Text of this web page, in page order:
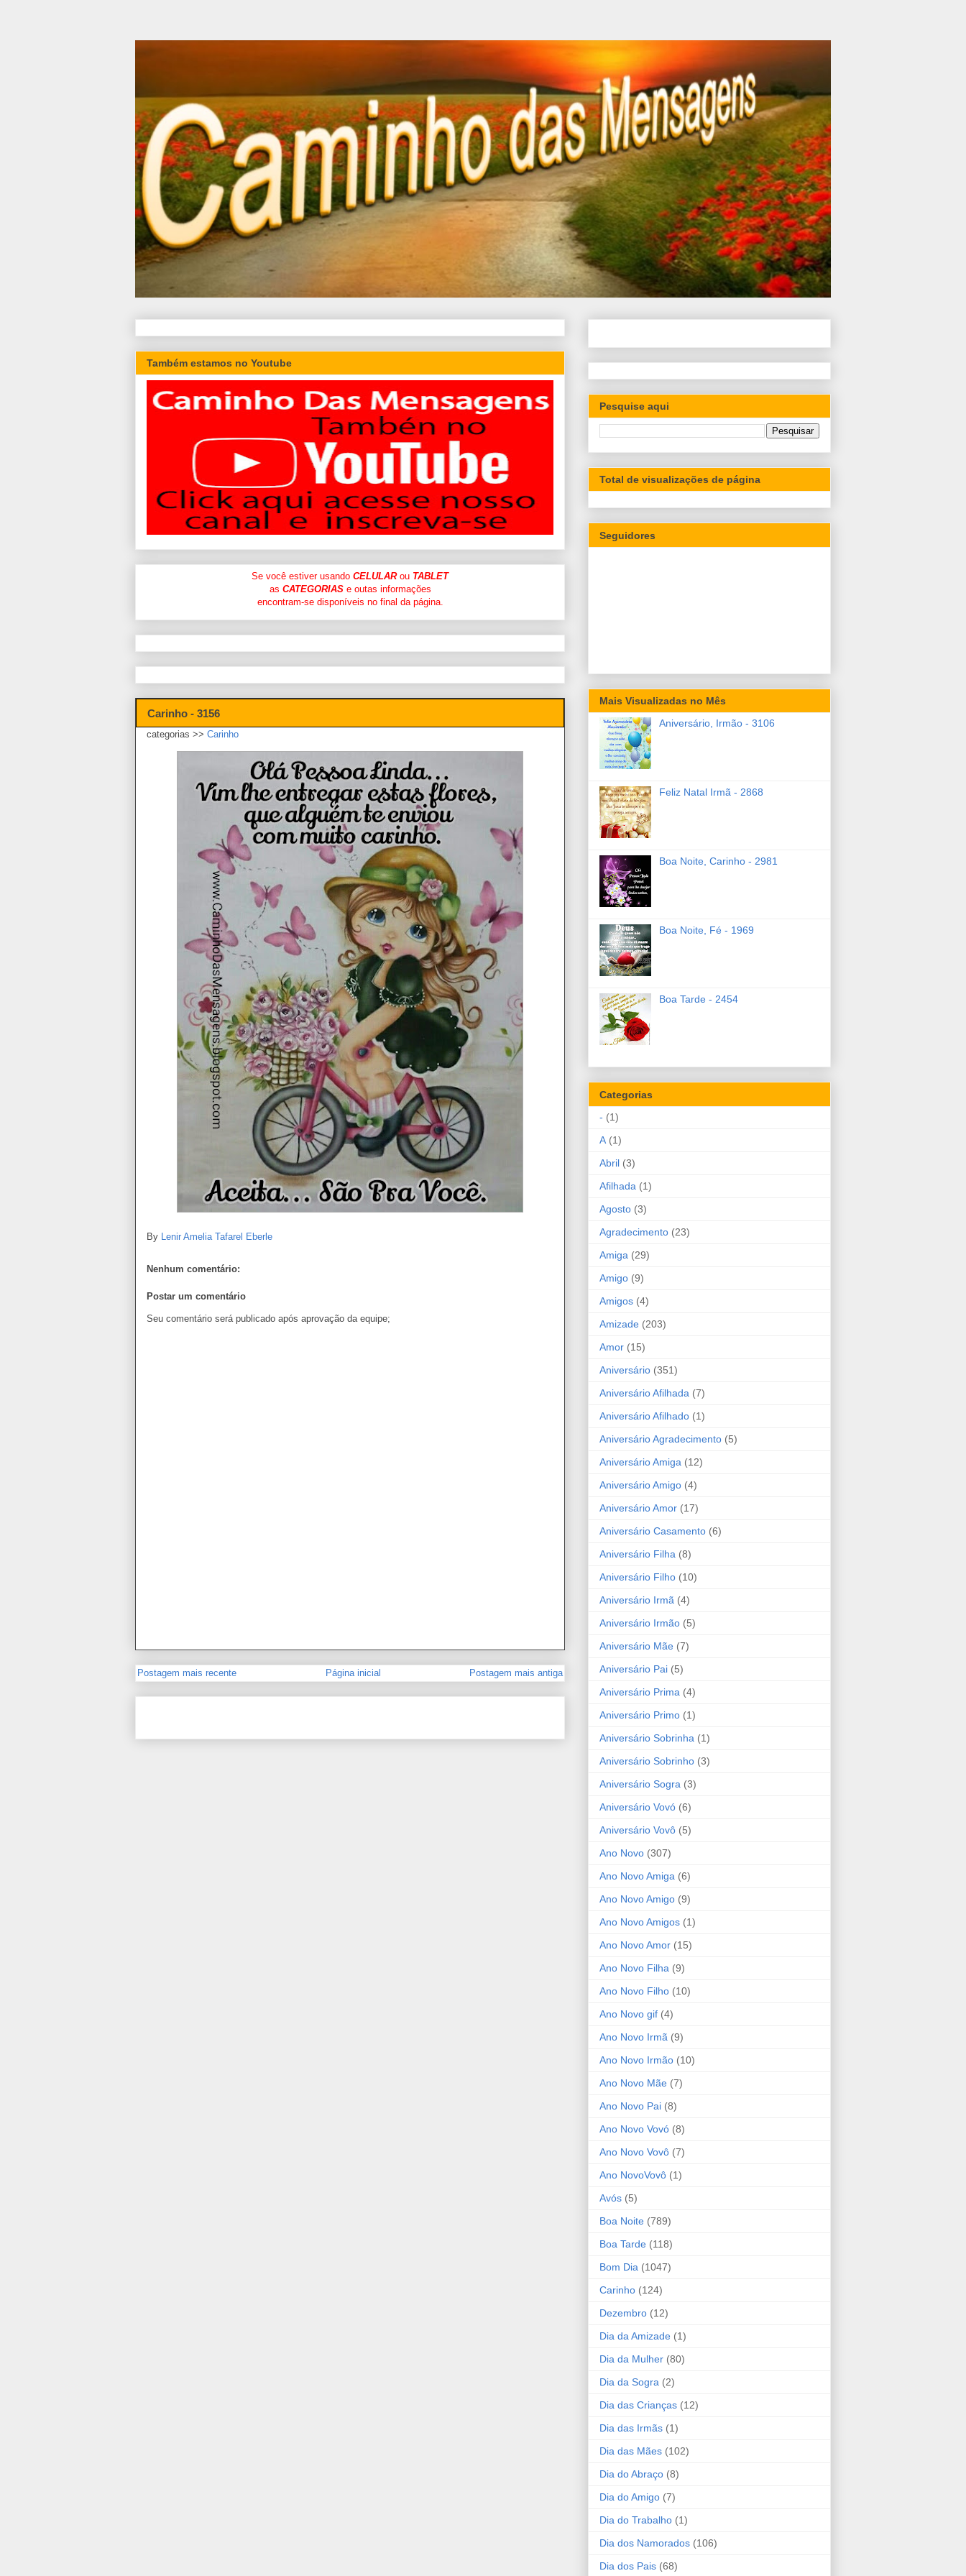
Também estamos no Youtube
Se você estiver usando CELULARou TABLET
as CATEGORIASe outas informações
encontram-se disponíveis no final da página.
Carinho - 3156
categorias >> Carinho
By Lenir Amelia Tafarel Eberle
Nenhum comentário:
Postar um comentário
Seu comentário será publicado após aprovação da equipe;
Postagem mais recente Postagem mais antiga
Página inicial
Pesquise aqui
Total de visualizações de página
Seguidores
Mais Visualizadas no Mês
Aniversário, Irmão - 3106
Feliz Natal Irmã - 2868
Boa Noite, Carinho - 2981
Boa Noite, Fé - 1969
Boa Tarde - 2454
Categorias
- (1)
A (1)
Abril (3)
Afilhada (1)
Agosto (3)
Agradecimento (23)
Amiga (29)
Amigo (9)
Amigos (4)
Amizade (203)
Amor (15)
Aniversário (351)
Aniversário Afilhada (7)
Aniversário Afilhado (1)
Aniversário Agradecimento (5)
Aniversário Amiga (12)
Aniversário Amigo (4)
Aniversário Amor (17)
Aniversário Casamento (6)
Aniversário Filha (8)
Aniversário Filho (10)
Aniversário Irmã (4)
Aniversário Irmão (5)
Aniversário Mãe (7)
Aniversário Pai (5)
Aniversário Prima (4)
Aniversário Primo (1)
Aniversário Sobrinha (1)
Aniversário Sobrinho (3)
Aniversário Sogra (3)
Aniversário Vovó (6)
Aniversário Vovô (5)
Ano Novo (307)
Ano Novo Amiga (6)
Ano Novo Amigo (9)
Ano Novo Amigos (1)
Ano Novo Amor (15)
Ano Novo Filha (9)
Ano Novo Filho (10)
Ano Novo gif (4)
Ano Novo Irmã (9)
Ano Novo Irmão (10)
Ano Novo Mãe (7)
Ano Novo Pai (8)
Ano Novo Vovó (8)
Ano Novo Vovô (7)
Ano NovoVovô (1)
Avós (5)
Boa Noite (789)
Boa Tarde (118)
Bom Dia (1047)
Carinho (124)
Dezembro (12)
Dia da Amizade (1)
Dia da Mulher (80)
Dia da Sogra (2)
Dia das Crianças (12)
Dia das Irmãs (1)
Dia das Mães (102)
Dia do Abraço (8)
Dia do Amigo (7)
Dia do Trabalho (1)
Dia dos Namorados (106)
Dia dos Pais (68)